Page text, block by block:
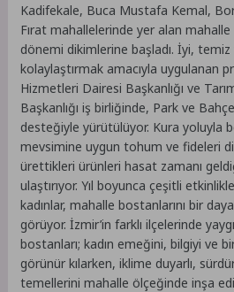
Kadifekale, Buca Mustafa Kemal,
Fırat mahallelerinde yer alan mahalle
dönemi dikimlerine başladı. İyi, temiz
kolaylaştırmak amacıyla uygulanan
Hizmetleri Dairesi Başkanlığı ve
Başkanlığı iş birliğinde, Park ve
desteğiyle yürütülüyor. Kura yoluyla
mevsimine uygun tohum ve fideleri
ürettikleri ürünleri hasat zamanı
ulaştırıyor. Yıl boyunca çeşitli
kadınlar, mahalle bostanlarını bir
görüyor. İzmir’in farklı ilçelerinde
bostanları; kadın emeğini, bilgiyi ve
görünür kılarken, iklime duyarlı,
temellerini mahalle ölçeğinde inşa